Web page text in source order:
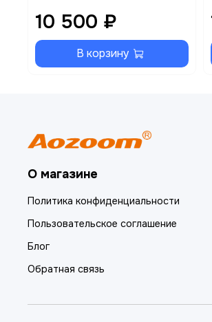
10 500 ₽
В корзину
О магазине
Политика конфиденциальности
Пользовательское соглашение
Блог
Обратная связь